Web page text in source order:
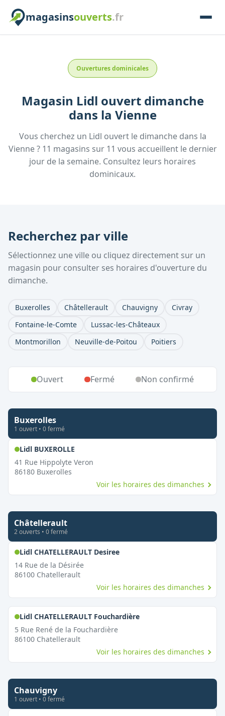
magasinsouverts.fr
Ouvertures dominicales
Magasin Lidl ouvert dimanche
dans la Vienne
Vous cherchez un Lidl ouvert le dimanche dans la
Vienne? 11 magasins sur 11 vous accueillentle dernier
jour de la semaine. Consultez leurs horaires
dominicaux.
Recherchez par ville
Sélectionnez une ville ou cliquez directement sur un
magasin pour consulter ses horaires d'ouverture du
dimanche.
Buxerolles Châtellerault Chauvigny
Civray
Fontaine-le-Comte
Lussac-les-Châteaux
Montmorillon
Neuville-de-Poitou Poitiers
Ouvert Fermé Non confirmé
Buxerolles
1 ouvert • 0fermé
Lidl BUXEROLLE,
41 Rue Hippolyte Veron
86180 Buxerolles
Voir les horaires des dimanches
Châtellerault
2ouverts • 0fermé
Lidl CHATELLERAULT Desiree,
14 Rue de la Désirée
86100 Chatellerault
Voir les horaires des dimanches
Lidl CHATELLERAULT Fouchardière,
5 Rue René de la Fouchardière
86100 Chatellerault
Voir les horaires des dimanches
Chauvigny
1 ouvert • 0fermé